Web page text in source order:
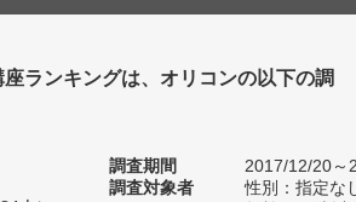
ランキングは、オリコンの以下の調
調査期間
2017/12/20～
調査対象者
性別：指定な